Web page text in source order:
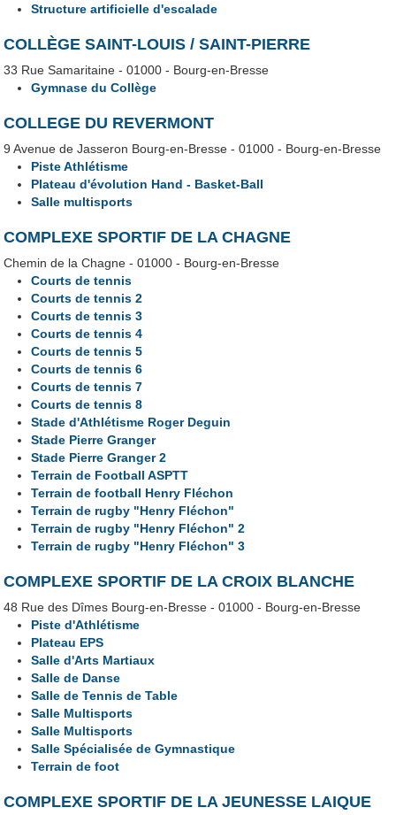
Structure artificielle d'escalade
COLLÈGE SAINT-LOUIS / SAINT-PIERRE
33 Rue Samaritaine - 01000 - Bourg-en-Bresse
Gymnase du Collège
COLLEGE DU REVERMONT
9 Avenue de Jasseron Bourg-en-Bresse - 01000 - Bourg-en-Bresse
Piste Athlétisme
Plateau d'évolution Hand - Basket-Ball
Salle multisports
COMPLEXE SPORTIF DE LA CHAGNE
Chemin de la Chagne - 01000 - Bourg-en-Bresse
Courts de tennis
Courts de tennis 2
Courts de tennis 3
Courts de tennis 4
Courts de tennis 5
Courts de tennis 6
Courts de tennis 7
Courts de tennis 8
Stade d'Athlétisme Roger Deguin
Stade Pierre Granger
Stade Pierre Granger 2
Terrain de Football ASPTT
Terrain de football Henry Fléchon
Terrain de rugby "Henry Fléchon"
Terrain de rugby "Henry Fléchon" 2
Terrain de rugby "Henry Fléchon" 3
COMPLEXE SPORTIF DE LA CROIX BLANCHE
48 Rue des Dîmes Bourg-en-Bresse - 01000 - Bourg-en-Bresse
Piste d'Athlétisme
Plateau EPS
Salle d'Arts Martiaux
Salle de Danse
Salle de Tennis de Table
Salle Multisports
Salle Multisports
Salle Spécialisée de Gymnastique
Terrain de foot
COMPLEXE SPORTIF DE LA JEUNESSE LAIQUE